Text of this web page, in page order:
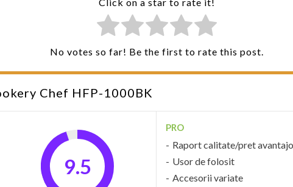
Click on a star to rate it!
No votes so far! Be the first to rate this post.
Chef HFP-1000BK
9.5
PRO
Raport calitate/pret
Usor de folosit
Accesorii variate